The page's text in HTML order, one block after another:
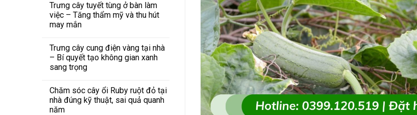
Trưng cây tuyết tùng ở bàn làm
việc – Tăng thẩm mỹ và thu hút
may mắn
Trưng cây cung điện vàng tại nhà
– Bí quyết tạo không gian xanh
sang trọng
Chăm sóc cây ổi Ruby ruột đỏ tại
nhà đúng kỹ thuật, sai quả quanh
năm